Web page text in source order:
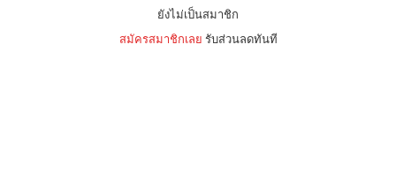
ยังไม่เป็นสมาชิก
สมัครสมาชิกเลย รับส่วนลดทันที